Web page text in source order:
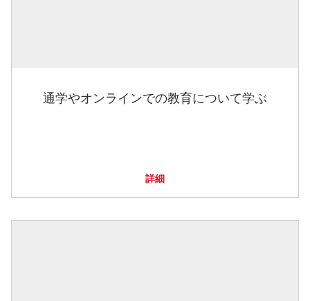
通学やオンラインでの教育について学ぶ
詳細